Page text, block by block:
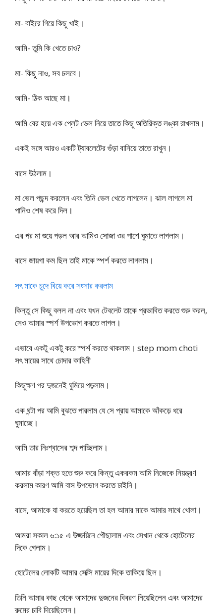
মা- বাইরে গিয়ে কিছু খাই।
আমি- তুমি কি খেতে চাও?
মা- কিছু নাও, সব চলবে।
আমি- ঠিক আছে মা।
আমি বের হয়ে এক প্লেট ভেল নিয়ে তাতে কিছু অতিরিক্ত লঙ্কা রাখলাম।
একই সঙ্গে আরও একটি ট্যাবলেটের গুঁড়া বানিয়ে তাতে রাখুন।
বাসে উঠলাম।
মা ভেল পছন্দ করলেন এবং তিনি ভেল খেতে লাগলেন। ঝাল লাগলে মা
পানিও শেষ করে দিল।
এর পর মা শুয়ে পড়ল আর আমিও সোজা ওর পাশে ঘুমাতে লাগলাম।
বাসে জায়গা কম ছিল তাই মাকে স্পর্শ করতে লাগলাম।
সৎ মাকে চুদে বিয়ে করে সংসার করলাম
কিন্তু সে কিছু বলল না এবং যখন টেবলেট তাকে প্রভাবিত করতে শুরু করল,
সেও আমার স্পর্শ উপভোগ করতে লাগল।
এভাবে একটু একটু করে স্পর্শ করতে থাকলাম। step mom choti
সৎ মায়ের সাথে চোদার কাহিনী
কিছুক্ষণ পর দুজনেই ঘুমিয়ে পড়লাম।
এক ঘন্টা পর আমি বুঝতে পারলাম যে সে প্রায় আমাকে আঁকড়ে ধরে
ঘুমাচ্ছে।
আমি তার নিঃশ্বাসের শব্দ পাচ্ছিলাম।
আমার বাঁড়া শক্ত হতে শুরু করে কিন্তু একরকম আমি নিজেকে নিয়ন্ত্রণ
করলাম কারণ আমি বাস উপভোগ করতে চাইনি।
বাসে, আমাকে যা করতে হয়েছিল তা হল আমার মাকে আমার সাথে খোলা।
আমরা সকাল ৬:১৫ এ উজ্জয়িনে পৌছালাম এবং সেখান থেকে হোটেলের
দিকে গেলাম।
হোটেলের লোকটি আমার সেক্সি মায়ের দিকে তাকিয়ে ছিল।
তিনি আমার কাছ থেকে আমাদের দুজনের বিবরণ নিয়েছিলেন এবং আমাদের
রুমের চাবি দিয়েছিলেন।